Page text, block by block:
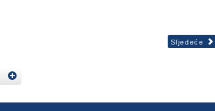
Sljedeće